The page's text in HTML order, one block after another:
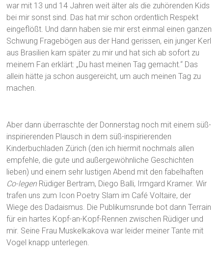
war mit 13 und 14 Jahren weit älter als die zuhörenden Kids
bei mir sonst sind. Das hat mir schon ordentlich Respekt
eingeflößt. Und dann haben sie mir erst einmal einen ganzen
Schwung Fragebögen aus der Hand gerissen, ein junger Kerl
aus Brasilien kam später zu mir und hat sich ab sofort zu
meinem Fan erklärt: „Du hast meinen Tag gemacht.“ Das
allein hätte ja schon ausgereicht, um auch meinen Tag zu
machen.
Aber dann überraschte der Donnerstag noch mit einem süß-
inspirierenden Plausch in dem süß-inspirierenden
Kinderbuchladen Zürich (den ich hiermit nochmals allen
empfehle, die gute und außergewöhnliche Geschichten
lieben) und einem sehr lustigen Abend mit den fabelhaften
Co-legen Rüdiger Bertram, Diego Balli, Irmgard Kramer. Wir
trafen uns zum Icon Poetry Slam im Café Voltaire, der
Wiege des Dadaismus. Die Publikumsrunde bot dann Terrain
für ein hartes Kopf-an-Kopf-Rennen zwischen Rüdiger und
mir. Seine Frau Muskelkakova war leider meiner Tante mit
Vogel knapp unterlegen.